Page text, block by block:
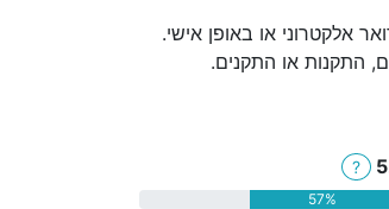
אלקטרוני או באופן אישי.
התקנות או התקנים.
?
57%